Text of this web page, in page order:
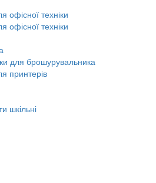
офісної техніки
офісної техніки
для брошурувальника
принтерів
шкільні